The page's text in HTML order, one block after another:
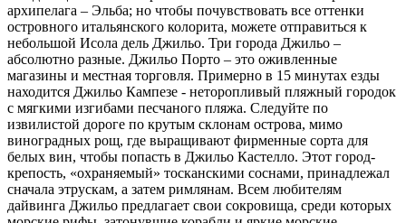
архипелага – Эльба; но чтобы почувствовать все оттенки
островного итальянского колорита, можете отправиться к
небольшой Исола дель Джильо. Три города Джильо –
абсолютно разные. Джильо Порто – это оживленные
магазины и местная торговля. Примерно в 15 минутах езды
находится Джильо Кампезе - неторопливый пляжный городок
с мягкими изгибами песчаного пляжа. Следуйте по
извилистой дороге по крутым склонам острова, мимо
виноградных рощ, где выращивают фирменные сорта для
белых вин, чтобы попасть в Джильо Кастелло. Этот город-
крепость, «охраняемый» тосканскими соснами, принадлежал
сначала этрускам, а затем римлянам. Всем любителям
дайвинга Джильо предлагает свои сокровища, среди которых